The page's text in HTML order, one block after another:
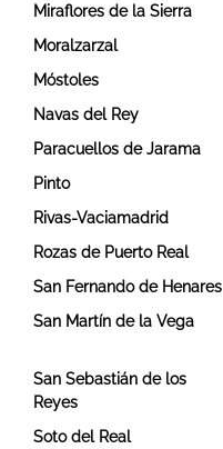
Miraflores de la Sierra
Moralzarzal
Móstoles
Navas del Rey
Paracuellos de Jarama
Pinto
Rivas-Vaciamadrid
Rozas de Puerto Real
San Fernando de Henares
San Martín de la Vega
San Sebastián de los
Reyes
Soto del Real